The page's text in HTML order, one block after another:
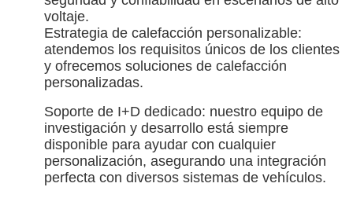
voltaje.
Estrategia de calefacción personalizable:
atendemos los requisitos únicos de los clientes
y ofrecemos soluciones de calefacción
personalizadas.
Soporte de I+D dedicado: nuestro equipo de
investigación y desarrollo está siempre
disponible para ayudar con cualquier
personalización, asegurando una integración
perfecta con diversos sistemas de vehículos.